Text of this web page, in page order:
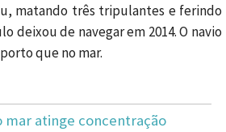
matando três tripulantes e ferindo
deixou de navegar em 2014. O navio
que no mar.
mar atinge concentração